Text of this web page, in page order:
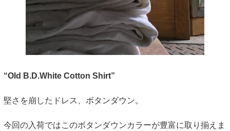
“Old B.D.White Cotton Shirt”
堅さを崩したドレス、ボタンダウン。
今回の入荷ではこのボタンダウンカラーが豊富に取り揃えま